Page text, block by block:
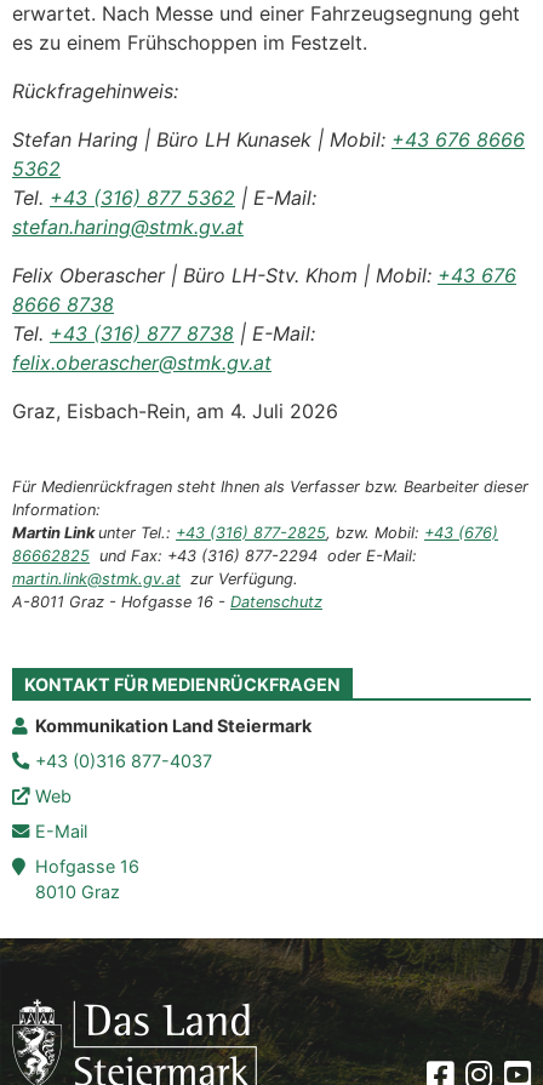
erwartet. Nach Messe und einer Fahrzeugsegnung geht
es zu einem Frühschoppen im Festzelt.
Rückfragehinweis:
Stefan Haring | Büro LH Kunasek | Mobil: +43 676 8666
5362
Tel. +43 (316) 877 5362 | E-Mail:
stefan.haring@stmk.gv.at
Felix Oberascher | Büro LH-Stv. Khom | Mobil: +43 676
8666 8738
Tel. +43 (316) 877 8738 | E-Mail:
felix.oberascher@stmk.gv.at
Graz, Eisbach-Rein, am 4. Juli 2026
Für Medienrückfragen steht Ihnen als Verfasser bzw. Bearbeiter dieser
Information:
Martin Linkunter Tel.: +43 (316) 877-2825, bzw. Mobil: +43 (676)
86662825 und Fax: +43 (316) 877-2294 oder E-Mail:
martin.link@stmk.gv.at zur Verfügung.
A-8011 Graz - Hofgasse 16 - Datenschutz
KONTAKT FÜR MEDIENRÜCKFRAGEN
Kommunikation Land Steiermark
+43 (0)316 877-4037
Web
E-Mail
Hofgasse 16
8010 Graz